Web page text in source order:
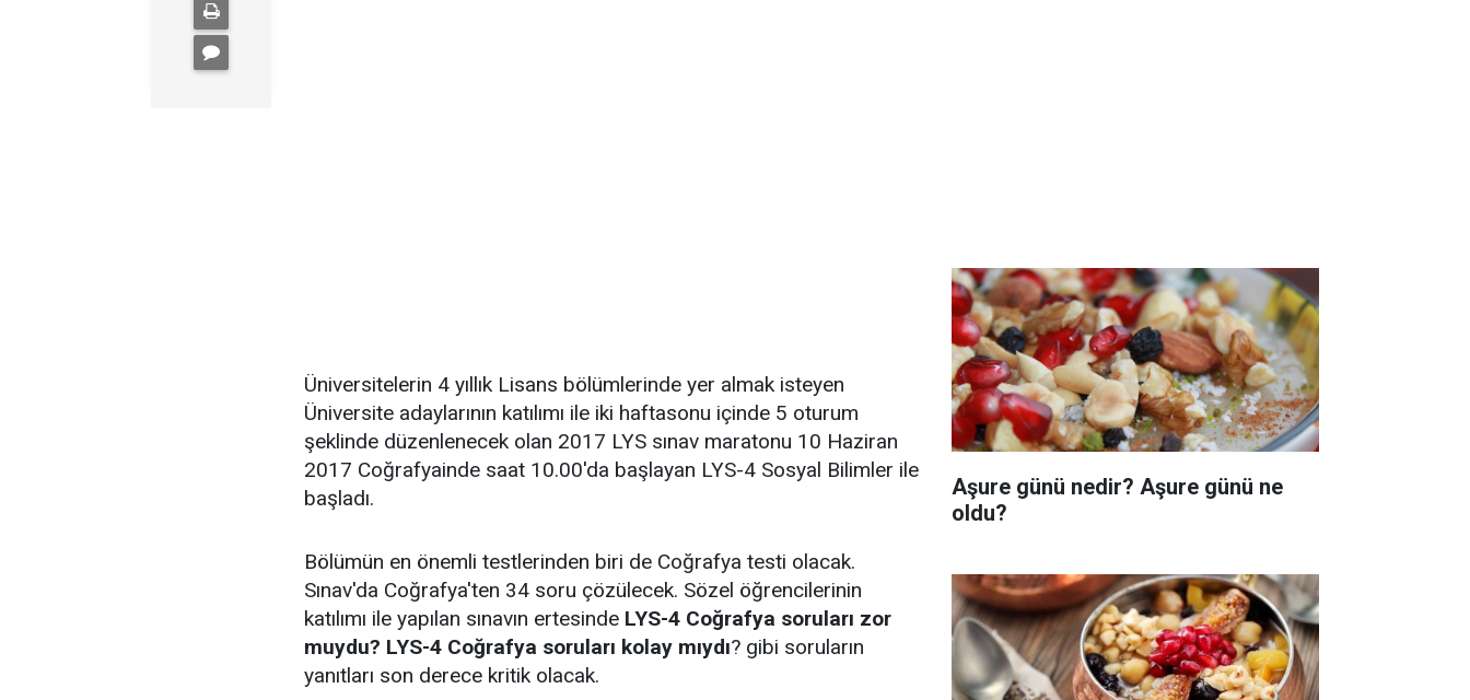
Üniversitelerin 4 yıllık Lisans bölümlerinde yer almak isteyen
Üniversite adaylarının katılımı ile iki haftasonu içinde 5 oturum
şeklinde düzenlenecek olan 2017 LYS sınav maratonu 10 Haziran
2017 Coğrafyainde saat 10.00'da başlayan LYS-4 Sosyal Bilimler ile
başladı.
Bölümün en önemli testlerinden biri de Coğrafya testi olacak.
Sınav'da Coğrafya'ten 34 soru çözülecek. Sözel öğrencilerinin
katılımı ile yapılan sınavın ertesinde LYS-4 Coğrafya soruları zor
muydu? LYS-4 Coğrafya soruları kolay mıydı? gibi soruların
yanıtları son derece kritik olacak.
Aşure günü nedir? Aşure günü ne
oldu?